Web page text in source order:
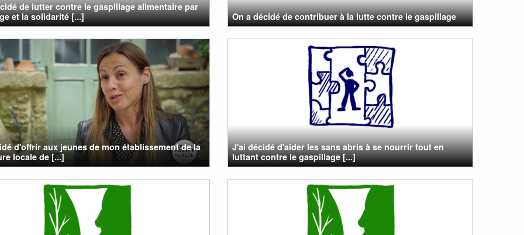
de lutter contre le gaspillage alimentaire par
et la solidarité [...]
On a décidé de contribuer à la lutte contre le gaspillage
d'offrir aux jeunes de mon établissement de la
locale de [...]
J'ai décidé d'aider les sans abris à se nourrir tout en
luttant contre le gaspillage [...]